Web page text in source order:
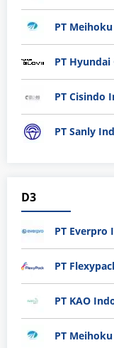
PT
PT
PT Cisindo
PT Sanly
D3
PT Everpro
PT
PT KAO
PT